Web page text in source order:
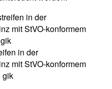
in der
mit StVO-konformem
gik